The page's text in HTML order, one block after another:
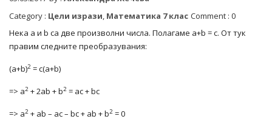
Category : Цели изрази, Математика 7 клас Comment : 0
Нека a и b са две произволни числа. Полагаме a+b = c. От тук
правим следните преобразувания:
(a+b)2 = c(a+b)
=> a2 + 2ab + b2 = ac + bc
=> a2 + ab – ac – bc + ab + b2 = 0